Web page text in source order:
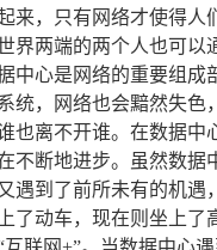
来，只有网络才使得人
界两端的两个人也可以
中心是网络的重要组成
统，网络也会黯然失色
也离不开谁。在数据中
不断地进步。虽然数据
遇到了前所未有的机遇
了动车，现在则坐上了